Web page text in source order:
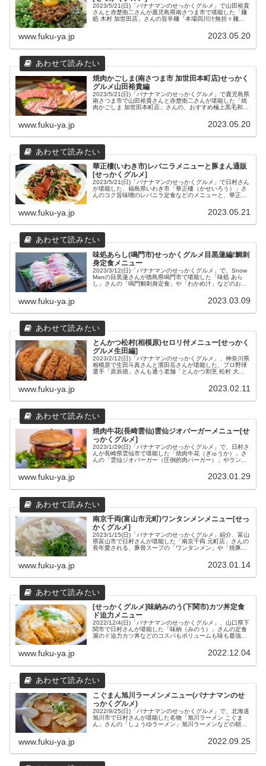
2023/5/21(日)「バナナマンのせっかくグルメ」で山田裕貴
さんと赤楚衛二さんが鹿児島県南さつま市で堪能した「麺
処 木村 加世田店」さんの旨辛麺「本場四川汁無担々麺」
などのメニューと場所や営業時間などの店舗情報をまとめ
www.fuku-ya.jp 2023.05.20
焼肉かごしま(南さつま市 加世田本町店)せっかく
グルメ山田裕貴編
2023/5/21(日)「バナナマンのせっかくグルメ」で鹿児島県
南さつま市で山田裕貴さんと赤楚衛二さんが堪能した「焼
肉かごしま 加世田本町店」さんの、おすすめ極上黒毛和牛
www.fuku-ya.jp 2023.05.20
華正樓(いわき市)レバニラメニューと豚まん通販
[せっかくグルメ]
2023/5/21(日)「バナナマンのせっかくグルメ」で日村さん
が堪能した、福島県いわき市「華正樓（かせいろう）」さ
んのコク旨味噌のレバニラ定食などのメニューと、華正樓
について、華正樓さんと豚饅よしのさんの場所や営業時間
www.fuku-ya.jp 2023.05.21
味処あらし(鳴門市)せっかくグルメ目黒蓮編!鯛刺
身定食メニュー
2023/3/12(日)「バナナマンのせっかくグルメ」で、Snow
Manの目黒蓮さんが徳島県鳴門市で堪能した「味処 あら
し」さんの「鳴門鯛刺身定食」や「わかめ汁」などのおす
www.fuku-ya.jp 2023.03.09
とんかつ松村(相模原)セロリ付メニュー[せっかく
グルメ生田編]
2023/2/12(日)「バナナマンのせっかくグルメ」、神奈川県
相模原で生田斗真さんと濱田岳さんが堪能した、プロ野球
選手「原辰徳」さんも通う老舗「とんかつ割烹 松村 大野
や営業時間などの店舗情報をまとめてみました。
www.fuku-ya.jp 2023.02.11
焼肉牛花(長崎雲仙)雲仙ジオバーガーメニュー[せ
っかくグルメ]
2023/1/29(日)「バナナマンのせっかくグルメ」で、日村さ
んが長崎県雲仙市で堪能した「焼肉牛花（ぎゅうか）」さ
んの「雲仙ジオバーガー（圧倒的肉バーガー）」やランチ
www.fuku-ya.jp 2023.01.29
南京千両(富山市元町)ワンタンメンメニュー[せっ
かくグルメ]
2023/1/15(日)「バナナマンのせっかくグルメ」紹介、富山
県富山市で日村さんが堪能した「南京千両 元町店」さんの
長年愛される、豚骨スープの「ワンタンメン」や「焼豚ワ
www.fuku-ya.jp 2023.01.14
[せっかくグルメ]味納みのう(下関市)カツ丼定食
ド迫力メニュー
2022/12/4(日)「バナナマンのせっかくグルメ」、山口県下
関市で日村さんが堪能した「味納（みのう）」さんの定食
屋のド迫力カツ丼などのコスパもボリュームも味も最強メ
www.fuku-ya.jp 2022.12.04
こぐまん旭川ラーメンメニュー(バナナマンのせ
っかくグルメ)
2022/9/25(日)「バナナマンのせっかくグルメ」で、北海道
旭川市で日村さんが堪能した名物「旭川ラーメン こぐま
ん」さんの「しょうゆラーメン」旭川ラーメンなどの朝メ
www.fuku-ya.jp 2022.09.25